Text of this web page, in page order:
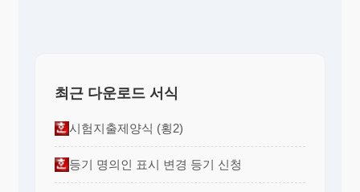
최근 다운로드 서식
시험지출제양식 (횡2)
등기 명의인 표시 변경 등기 신청